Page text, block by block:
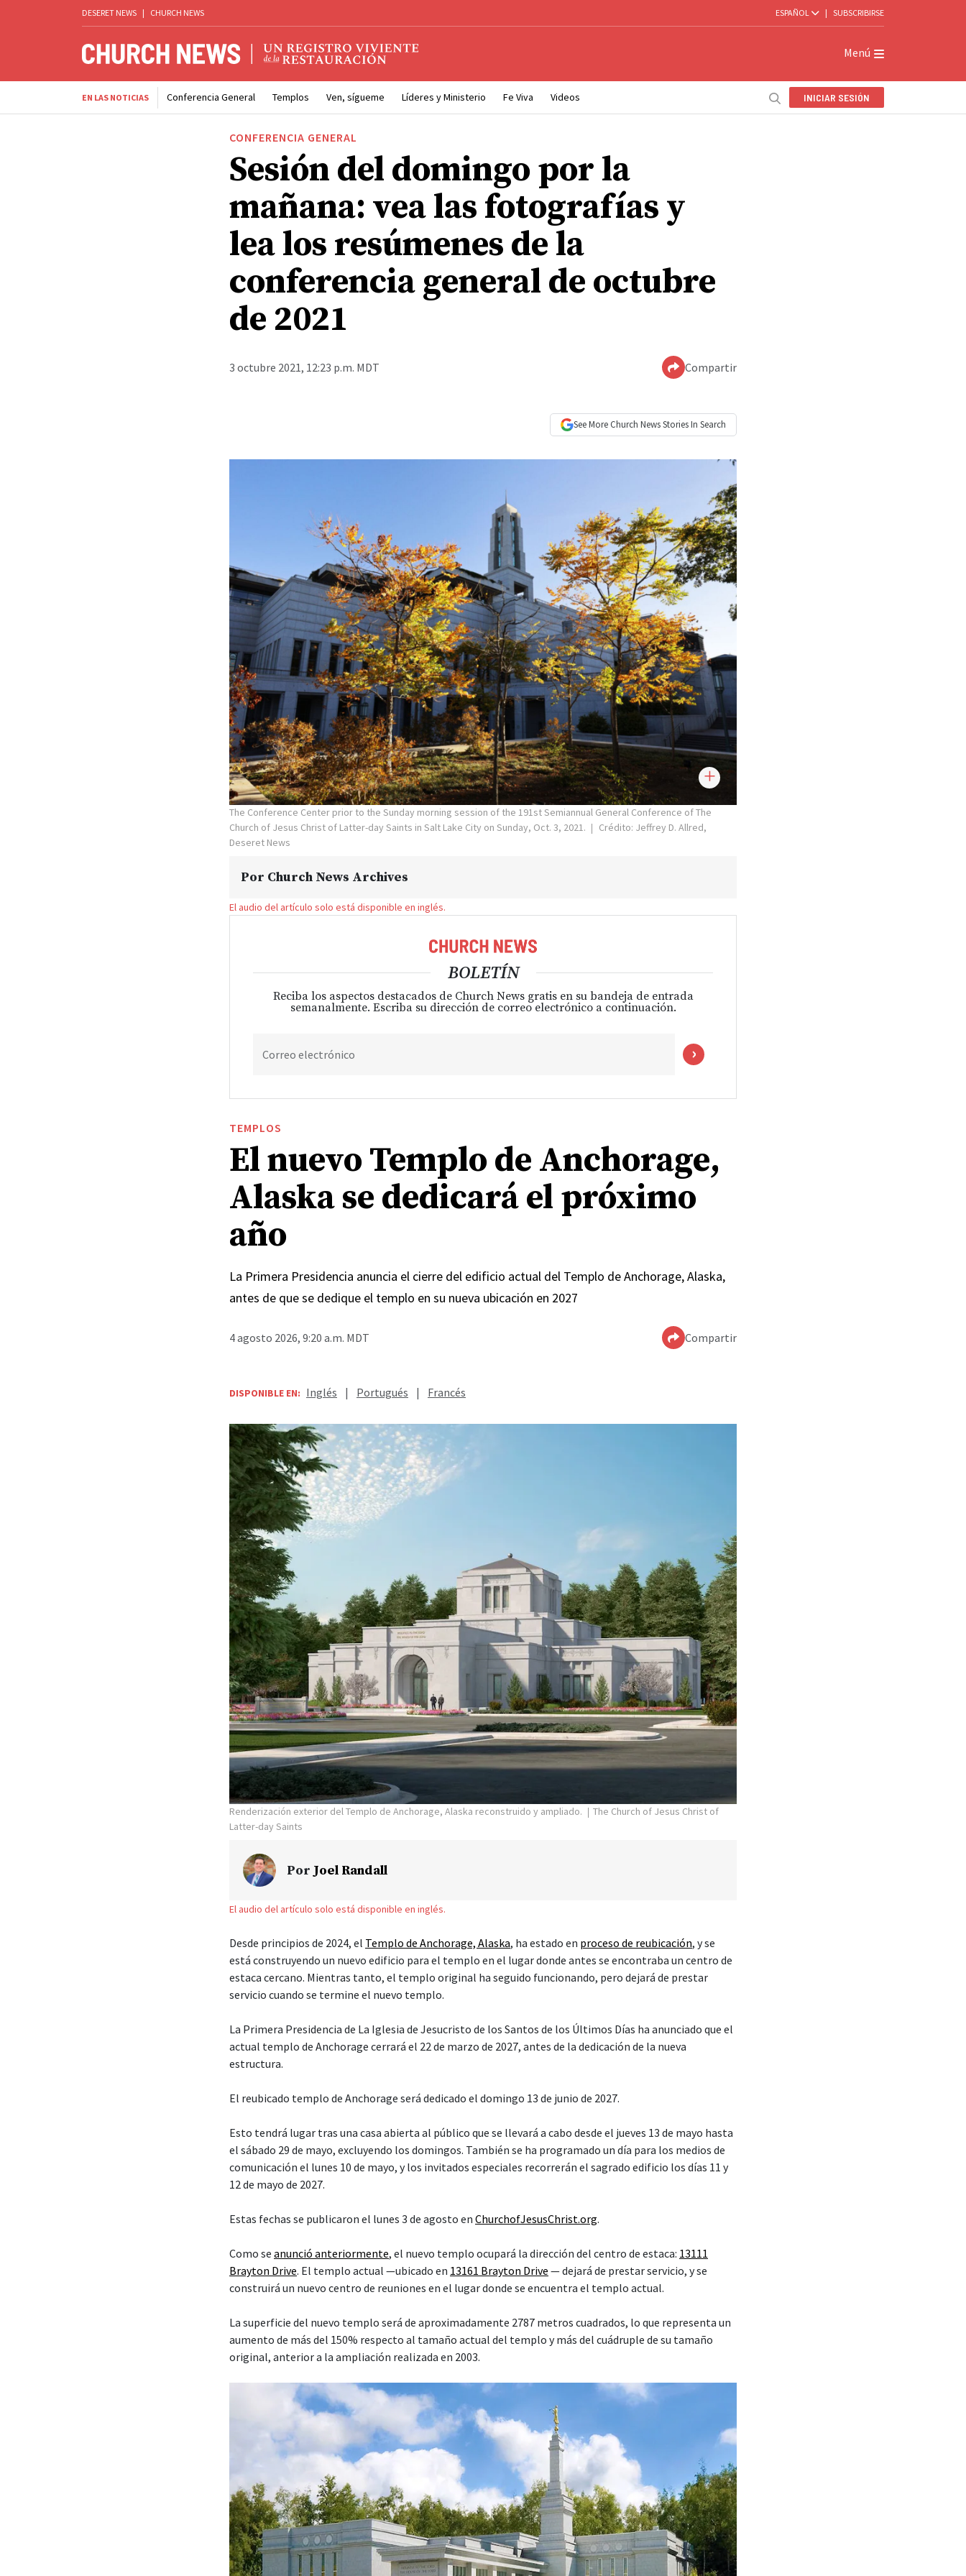
DESERET NEWS | CHURCH NEWS ESPAÑOL | SUBSCRIBIRSE
Menú
EN LAS NOTICIAS Conferencia General Templos Ven, sígueme Líderes y Ministerio Fe Viva Videos INICIAR SESIÓN
CONFERENCIA GENERAL
Sesión del domingo por la
mañana: vea las fotografías y
lea los resúmenes de la
conferencia general de octubre
de 2021
3 octubre 2021, 12:23 p.m. MDT Compartir
See More Church NewsStories In Search
The Conference Center prior to the Sunday morning session of the 191st Semiannual General Conference of The
Church of Jesus Christ of Latter-day Saints in Salt Lake City on Sunday, Oct. 3, 2021.
Crédito: Jeffrey D. Allred,
Deseret News
Por Church News Archives
El audio del artículo solo está disponible en inglés.
BOLETÍN
Reciba los aspectos destacados de Church News gratis en su bandeja de entrada
semanalmente. Escriba su dirección de correo electrónico a continuación.
Correo electrónico
TEMPLOS
El nuevo Templo de Anchorage,
Alaska se dedicará el próximo
año
La Primera Presidencia anuncia el cierre del edificio actual del Templo de Anchorage, Alaska,
antes de que se dedique el templo en su nueva ubicación en 2027
4 agosto 2026, 9:20 a.m. MDT Compartir
DISPONIBLE EN: Inglés | Portugués | Francés
Renderización exterior del Templo de Anchorage, Alaska reconstruido y ampliado.
The Church of Jesus Christ of
Latter-day Saints
Por Joel Randall
El audio del artículo solo está disponible en inglés.
Desde principios de 2024, el Templo de Anchorage, Alaska, ha estado en proceso de reubicación, y se
está construyendo un nuevo edificio para el templo en el lugar donde antes se encontraba un centro de
estaca cercano. Mientras tanto, el templo original ha seguido funcionando, pero dejará de prestar
servicio cuando se termine el nuevo templo.
La Primera Presidencia de La Iglesia de Jesucristo de los Santos de los Últimos Días ha anunciado que el
actual templo de Anchorage cerrará el 22 de marzo de 2027, antes de la dedicación de la nueva
estructura.
El reubicado templo de Anchorage será dedicado el domingo 13 de junio de 2027.
Esto tendrá lugar tras una casa abierta al público que se llevará a cabo desde el jueves 13 de mayo hasta
el sábado 29 de mayo, excluyendo los domingos. También se ha programado un día para los medios de
comunicación el lunes 10 de mayo, y los invitados especiales recorrerán el sagrado edificio los días 11 y
12 de mayo de 2027.
Estas fechas se publicaron el lunes 3 de agosto en ChurchofJesusChrist.org.
Como se anunció anteriormente, el nuevo templo ocupará la dirección del centro de estaca: 13111
Brayton Drive. El templo actual —ubicado en 13161 Brayton Drive — dejará de prestar servicio, y se
construirá un nuevo centro de reuniones en el lugar donde se encuentra el templo actual.
La superficie del nuevo templo será de aproximadamente 2787 metros cuadrados, lo que representa un
aumento de más del 150% respecto al tamaño actual del templo y más del cuádruple de su tamaño
original, anterior a la ampliación realizada en 2003.